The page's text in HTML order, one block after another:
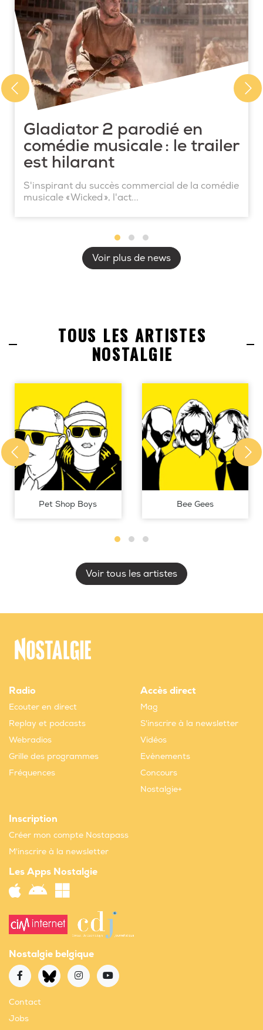
Gladiator 2 parodié en
comédie musicale : le trailer
est hilarant
S'inspirant du succès commercial de la comédie
musicale « Wicked », l'act...
Voir plus de news
TOUS LES ARTISTES
NOSTALGIE
Pet Shop Boys Bee Gees
Voir tous les artistes
Radio
Ecouter en direct
Replay et podcasts
Webradios
Grille des programmes
Fréquences
Accès direct
Mag
S'inscrire à la newsletter
Vidéos
Evènements
Concours
Nostalgie+
Inscription
Créer mon compte Nostapass
M'inscrire à la newsletter
Les Apps Nostalgie
Nostalgie belgique
Contact
Jobs